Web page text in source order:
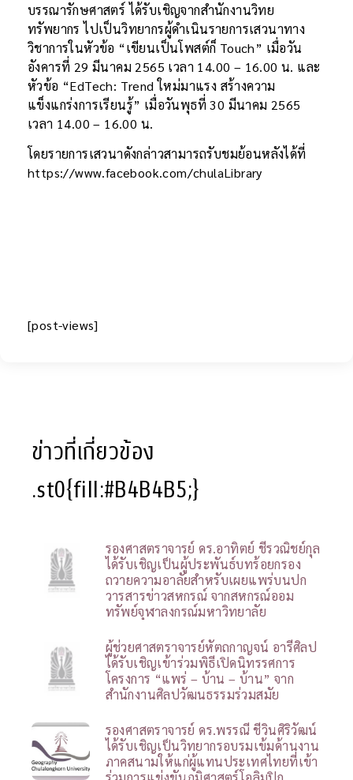
บรรณารักษศาสตร์ ได้รับเชิญจากสำนักงานวิทย
ทรัพยากร ไปเป็นวิทยากรผู้ดำเนินรายการเสวนาทาง
วิชาการในหัวข้อ “เขียนเป็นโพสต์ก็ Touch” เมื่อวัน
อังคารที่ 29 มีนาคม 2565 เวลา 14.00 – 16.00 น. และ
หัวข้อ “EdTech: Trend ใหม่มาแรง สร้างความ
แข็งแกร่งการเรียนรู้” เมื่อวันพุธที่ 30 มีนาคม 2565
เวลา 14.00 – 16.00 น.
โดยรายการเสวนาดังกล่าวสามารถรับชมย้อนหลังได้ที่
https://www.facebook.com/chulaLibrary
[post-views]
ข่าวที่เกี่ยวข้อง
.st0{fill:#B4B4B5;}
รองศาสตราจารย์ ดร.อาทิตย์ ชีรวณิชย์กุล
ได้รับเชิญเป็นผู้ประพันธ์บทร้อยกรอง
ถวายความอาลัยสำหรับเผยแพร่บนปก
วารสารข่าวสหกรณ์ จากสหกรณ์ออม
ทรัพย์จุฬาลงกรณ์มหาวิทยาลัย
ผู้ช่วยศาสตราจารย์หัตถกาญจน์ อารีศิลป
ได้รับเชิญเข้าร่วมพิธีเปิดนิทรรศการ
โครงการ “แพร่ – บ้าน – บ้าน” จาก
สำนักงานศิลปวัฒนธรรมร่วมสมัย
รองศาสตราจารย์ ดร.พรรณี ชีวินศิริวัฒน์
ได้รับเชิญเป็นวิทยากรอบรมเข้มด้านงาน
ภาคสนามให้แก่ผู้แทนประเทศไทยที่เข้า